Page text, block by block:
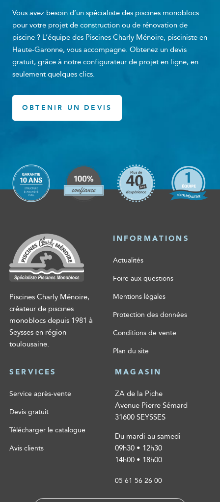
Vous avez besoin d’un spécialiste des piscines monoblocs
pour votre projet de construction ou de rénovation de
piscine ? L’équipe des Piscines Charly Ménoire, pisciniste en
Haute-Garonne, vous accompagne. Obtenez un devis
gratuit, grâce à notre configurateur de projet en ligne, en
seulement quelques clics.
OBTENIR UN DEVIS
Piscines Charly Ménoire,
créateur de piscines
monoblocs depuis 1981 à
Seysses en région
toulousaine.
INFORMATIONS
Actualités
Foire aux questions
Mentions légales
Protection des données
Conditions de vente
Plan du site
SERVICES
Service après-vente
Devis gratuit
Télécharger le catalogue
Avis clients
MAGASIN
ZA de la Piche
Avenue Pierre Sémard
31600 SEYSSES
Du mardi au samedi
09h30 • 12h30
14h00 • 18h00
05 61 56 26 00